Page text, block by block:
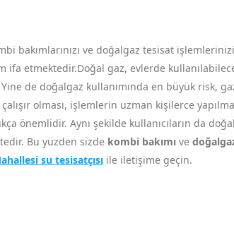
bakımlarınızı ve doğalgaz tesisat
ifa etmektedir.Doğal gaz, evlerde
de doğalgaz kullanımında en büyük risk,
olması, işlemlerin uzman kişilerce
önemlidir. Aynı şekilde kullanıcıların da
Bu yüzden sizde kombi bakımı ve
su tesisatçısı ile iletişime geçin.